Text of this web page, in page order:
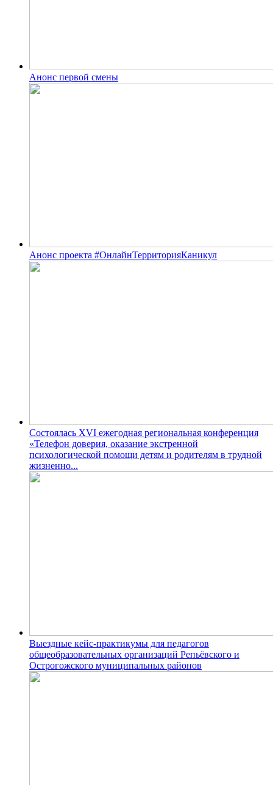
Анонс первой смены
Анонс проекта #ОнлайнТерриторияКаникул
Состоялась XVI ежегодная региональная конференция
«Телефон доверия, оказание экстренной
психологической помощи детям и родителям в трудной
жизненно...
Выездные кейс-практикумы для педагогов
общеобразовательных организаций Репьёвского и
Острогожского муниципальных районов